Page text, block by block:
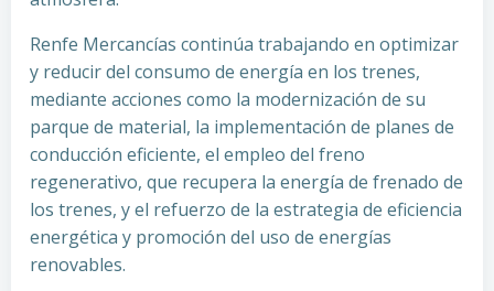
Renfe Mercancías continúa trabajando en optimizar
y reducir del consumo de energía en los trenes,
mediante acciones como la modernización de su
parque de material, la implementación de planes de
conducción eficiente, el empleo del freno
regenerativo, que recupera la energía de frenado de
los trenes, y el refuerzo de la estrategia de eficiencia
energética y promoción del uso de energías
renovables.